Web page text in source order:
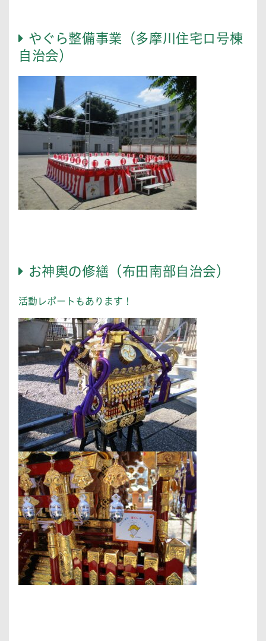
やぐら整備事業（多摩川住宅ロ号棟
自治会）
お神輿の修繕（布田南部自治会）
活動レポートもあります！